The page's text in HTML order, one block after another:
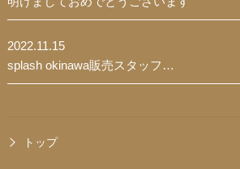
2022.11.15
splash okinawa販売スタッフ…
トップ